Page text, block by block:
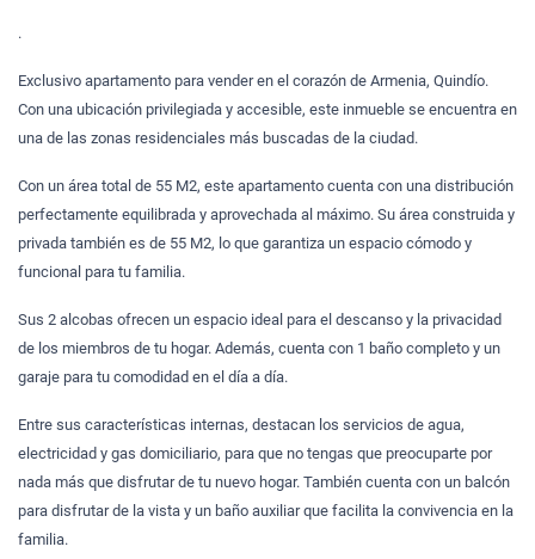
.
Exclusivo apartamento para vender en el corazón de Armenia, Quindío.
Con una ubicación privilegiada y accesible, este inmueble se encuentra en
una de las zonas residenciales más buscadas de la ciudad.
Con un área total de 55 M2, este apartamento cuenta con una distribución
perfectamente equilibrada y aprovechada al máximo. Su área construida y
privada también es de 55 M2, lo que garantiza un espacio cómodo y
funcional para tu familia.
Sus 2 alcobas ofrecen un espacio ideal para el descanso y la privacidad
de los miembros de tu hogar. Además, cuenta con 1 baño completo y un
garaje para tu comodidad en el día a día.
Entre sus características internas, destacan los servicios de agua,
electricidad y gas domiciliario, para que no tengas que preocuparte por
nada más que disfrutar de tu nuevo hogar. También cuenta con un balcón
para disfrutar de la vista y un baño auxiliar que facilita la convivencia en la
familia.